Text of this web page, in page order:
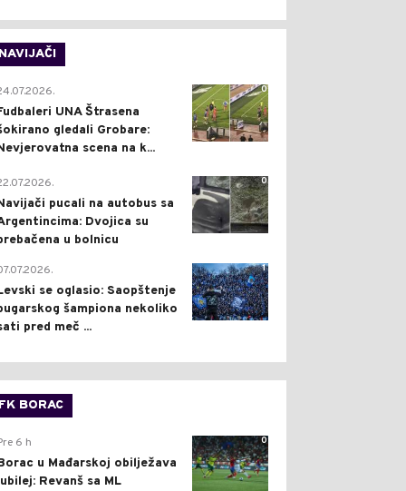
NAVIJAČI
0
UNA Štrasena
gledali Grobare:
scena na k...
0
pucali na autobus sa
Dvojica su
u bolnicu
1
se oglasio: Saopštenje
šampiona nekoliko
pred meč ...
FK BORAC
0
6 h
u Mađarskoj obilježava
Revanš sa ML